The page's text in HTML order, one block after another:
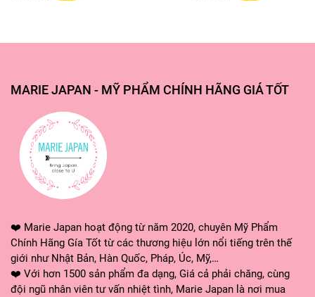
chuẩn về chất lượng và an toàn.
🌸 Luôn sẵn sàng giải đáp mọi thắc mắc về sản phẩm
cũng như dịch vụ của shop, xin quý khách hãy CHAT NGAY
với shop để được tư vấn và hỗ trợ.
❤ MARIE JAPAN xin cảm ơn quý khách đã tin tưởng và sử
dụng sản phẩm của shop. Shop sẽ không ngừng cải tiến,
mang lại những dòng sản phẩm và dịch vụ tốt nhất đến
tay khách hàng! ❤️
MARIE JAPAN - MỸ PHẨM CHÍNH HÃNG GIÁ TỐT
❤️ Marie Japan hoạt động từ năm 2020, chuyên Mỹ Phẩm
Chính Hãng Gía Tốt từ các thương hiệu lớn nổi tiếng trên thế
giới như Nhật Bản, Hàn Quốc, Pháp, Úc, Mỹ,…
❤️ Với hơn 1500 sản phẩm đa dạng, Giá cả phải chăng, cùng
đội ngũ nhân viên tư vấn nhiệt tình, Marie Japan là nơi mua